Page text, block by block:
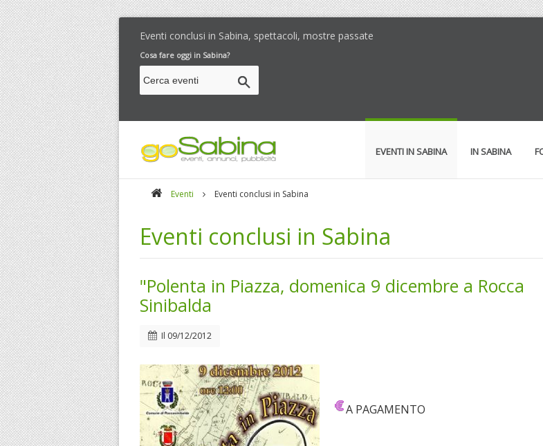
Eventi conclusi in Sabina, spettacoli, mostre passate
Cosa fare oggi in Sabina?
EVENTI IN SABINA IN SABINA
Eventi Eventi conclusi in Sabina
Eventi conclusi in Sabina
"Polenta in Piazza, domenica 9 dicembre a Rocca
Sinibalda
Il 09/12/2012
A PAGAMENTO